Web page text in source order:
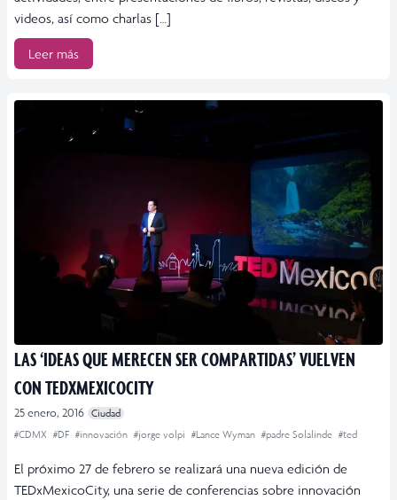
videos, así como charlas […]
Leer más
LAS ‘IDEAS QUE MERECEN SER COMPARTIDAS’ VUELVEN
CON TEDXMEXICOCITY
25 enero, 2016 Ciudad
#CDMX #DF #innovación #jorge volpi #Lance Wyman #padre Solalinde #ted
El próximo 27 de febrero se realizará una nueva edición de
TEDxMexicoCity, una serie de conferencias sobre innovación